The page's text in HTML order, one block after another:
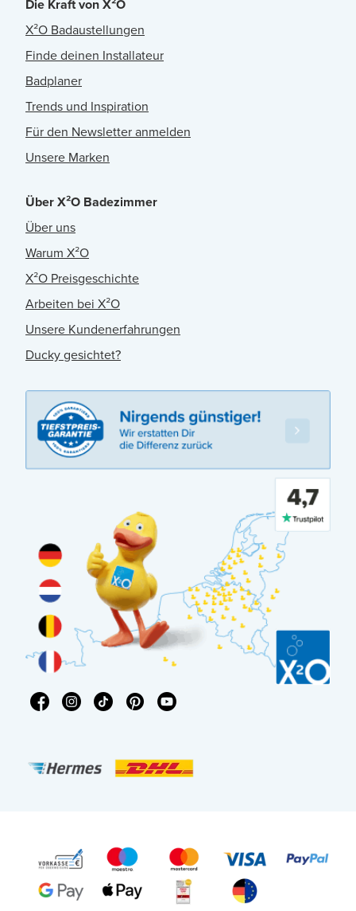
Die Kraft von X²O
X²O Badaustellungen
Finde deinen Installateur
Badplaner
Trends und Inspiration
Für den Newsletter anmelden
Unsere Marken
Über X²O Badezimmer
Über uns
Warum X²O
X²O Preisgeschichte
Arbeiten bei X²O
Unsere Kundenerfahrungen
Ducky gesichtet?